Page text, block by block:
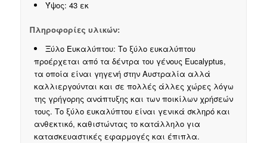
Ύψος: 43 εκ
Πληροφορίες υλικών:
Ξύλο Ευκαλύπτου: Το ξύλο ευκαλύπτου
προέρχεται από τα δέντρα του γένους Eucalyptus,
τα οποία είναι γηγενή στην Αυστραλία αλλά
καλλιεργούνται και σε πολλές άλλες χώρες λόγω
της γρήγορης ανάπτυξης και των ποικίλων χρήσεών
τους. Το ξύλο ευκαλύπτου είναι γενικά σκληρό και
ανθεκτικό, καθιστώντας το κατάλληλο για
κατασκευαστικές εφαρμογές και έπιπλα.